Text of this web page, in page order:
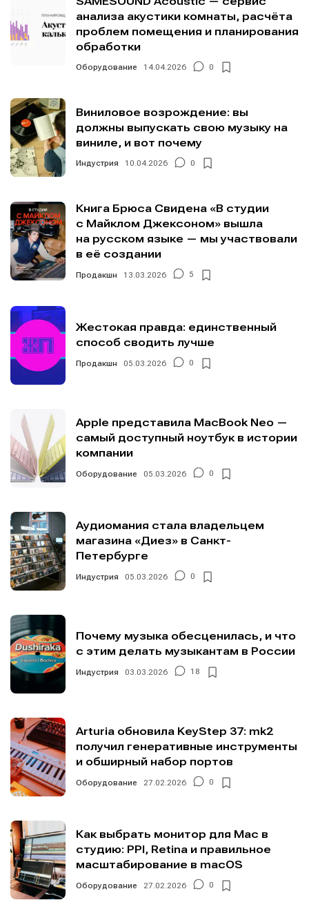
анализа акустики комнаты, расчёта
проблем помещения и планирования
обработки
Оборудование 14.04.2026 0
Виниловое возрождение: вы
должны выпускать свою музыку на
виниле, и вот почему
Индустрия 10.04.2026 0
Книга Брюса Свидена «В студии
с Майклом Джексоном» вышла
на русском языке — мы участвовали
в её создании
Продакшн 13.03.2026 5
Жестокая правда: единственный
способ сводить лучше
Продакшн 05.03.2026 0
Apple представила MacBook Neo —
самый доступный ноутбук в истории
компании
Оборудование 05.03.2026 0
Аудиомания стала владельцем
магазина «Диез» в Санкт-
Петербурге
Индустрия 05.03.2026 0
Почему музыка обесценилась, и что
с этим делать музыкантам в России
Индустрия 03.03.2026 18
Arturia обновила KeyStep 37: mk2
получил генеративные инструменты
и обширный набор портов
Оборудование 27.02.2026 0
Как выбрать монитор для Mac в
студию: PPI, Retina и правильное
масштабирование в macOS
Оборудование 27.02.2026 0